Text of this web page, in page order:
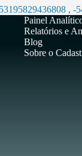
, -
Painel
Relatórios e
Blog
Sobre o